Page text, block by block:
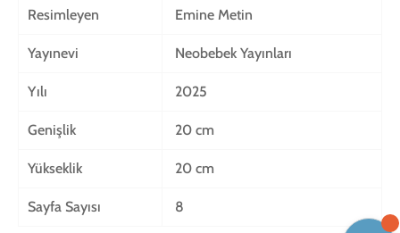
Resimleyen Emine Metin
Yayınevi Neobebek Yayınları
Yılı 2025
Genişlik 20 cm
Yükseklik 20 cm
Sayfa Sayısı 8